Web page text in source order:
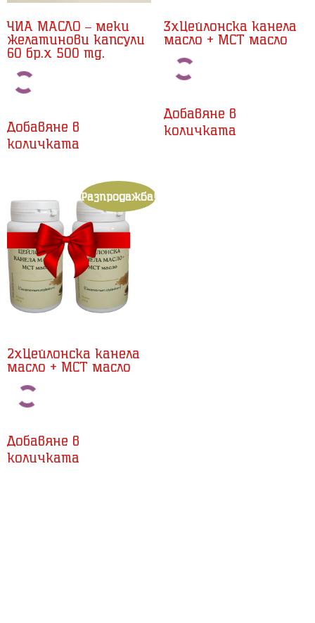
ЧИА МАСЛО – меки
желатинови капсули
60 бр.x 500 mg.
Добавяне в
количката
3xЦейлонска канела
масло + MCT масло
Добавяне в
количката
Разпродажба!
2xЦейлонска канела
масло + MCT масло
Добавяне в
количката